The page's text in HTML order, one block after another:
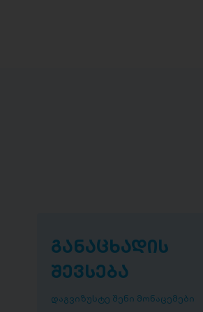
განაცხადის
შევსება
დაგვიზუსტე შენი მონაცემები